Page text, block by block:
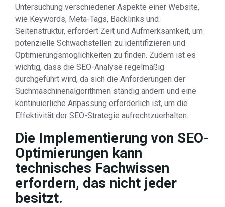
Untersuchung verschiedener Aspekte einer Website,
wie Keywords, Meta-Tags, Backlinks und
Seitenstruktur, erfordert Zeit und Aufmerksamkeit, um
potenzielle Schwachstellen zu identifizieren und
Optimierungsmöglichkeiten zu finden. Zudem ist es
wichtig, dass die SEO-Analyse regelmäßig
durchgeführt wird, da sich die Anforderungen der
Suchmaschinenalgorithmen ständig ändern und eine
kontinuierliche Anpassung erforderlich ist, um die
Effektivität der SEO-Strategie aufrechtzuerhalten.
Die Implementierung von SEO-
Optimierungen kann
technisches Fachwissen
erfordern, das nicht jeder
besitzt.